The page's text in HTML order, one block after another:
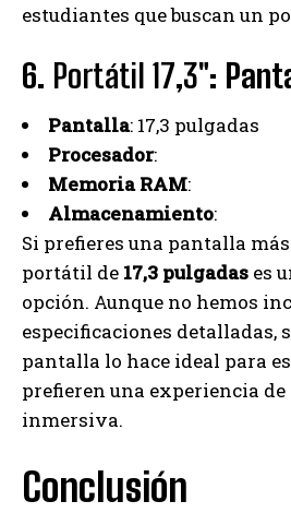
estudiantes que buscan un
6. Portátil 17,3″:
Pantalla: 17,3 pulgadas
Procesador:
Memoria RAM:
Almacenamiento:
Si prefieres una pantalla
portátil de 17,3 pulgadas es
opción. Aunque no hemos
especificaciones detalladas,
pantalla lo hace ideal para
prefieren una experiencia
inmersiva.
Conclusión